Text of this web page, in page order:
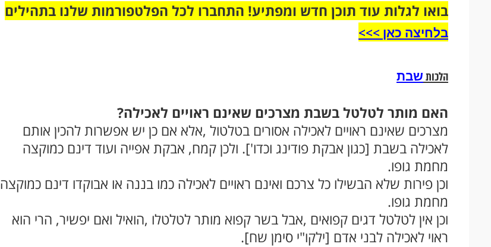
בואו לגלות עוד תוכן חדש ומפתיע! התחברו לכל הפלטפורמות שלנו בתהילים
בלחיצה כאן >>>​
הלכותשבת
האם מותר לטלטל בשבת מצרכים שאינם ראויים לאכילה?
מצרכים שאינם ראויים לאכילה אסורים בטלטול ,אלא אם כן יש אפשרות להכין אותם
לאכילה בשבת [כגון אבקת פודינג וכדו']. ולכן קמח, אבקת אפייה ועוד דינם כמוקצה
מחמת גופו.
וכן פירות שלא הבשילו כל צרכם ואינם ראויים לאכילה כמו בננה או אבוקדו דינם כמוקצה
מחמת גופו.
וכן אין לטלטל דגים קפואים ,אבל בשר קפוא מותר לטלטלו ,הואיל ואם יפשיר, הרי הוא
ראוי לאכילה לבני אדם [ילקו"י סימן שח].